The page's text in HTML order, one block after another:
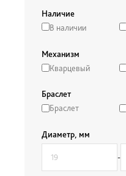
Наличие
В наличии
Механизм
Кварцевый
Браслет
Браслет
Диаметр, мм
-